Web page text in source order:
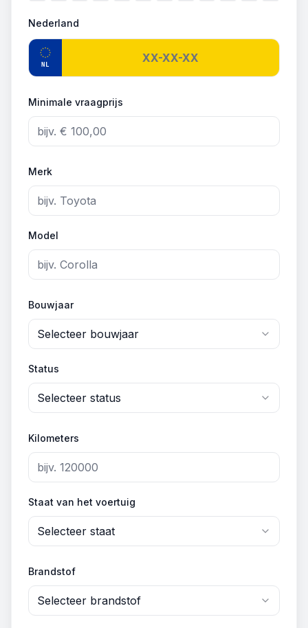
Nederland
NL
Minimale vraagprijs
Merk
Model
Bouwjaar
Selecteer bouwjaar
Status
Selecteer status
Kilometers
Staat van het voertuig
Selecteer staat
Brandstof
Selecteer brandstof